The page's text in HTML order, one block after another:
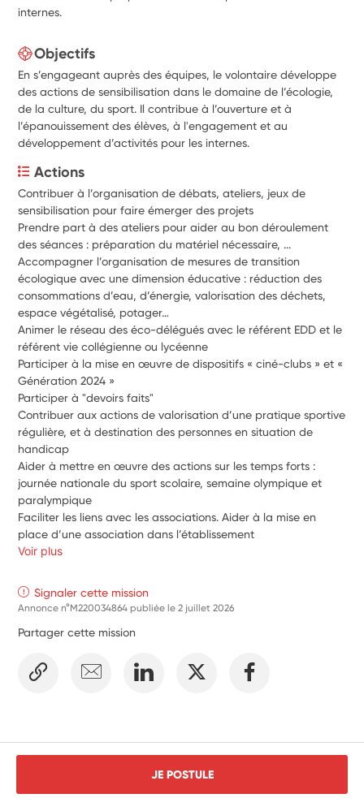
internes.
Objectifs
En s’engageant auprès des équipes, le volontaire développe
des actions de sensibilisation dans le domaine de l’écologie,
de la culture, du sport. Il contribue à l’ouverture et à
l’épanouissement des élèves, à l'engagement et au
développement d’activités pour les internes.
Actions
Contribuer à l’organisation de débats, ateliers, jeux de
sensibilisation pour faire émerger des projets
Prendre part à des ateliers pour aider au bon déroulement
des séances : préparation du matériel nécessaire, ...
Accompagner l’organisation de mesures de transition
écologique avec une dimension éducative : réduction des
consommations d’eau, d’énergie, valorisation des déchets,
espace végétalisé, potager…
Animer le réseau des éco-délégués avec le référent EDD et le
référent vie collégienne ou lycéenne
Participer à la mise en œuvre de dispositifs « ciné-clubs » et «
Génération 2024 »
Participer à "devoirs faits"
Contribuer aux actions de valorisation d’une pratique sportive
régulière, et à destination des personnes en situation de
handicap
Aider à mettre en œuvre des actions sur les temps forts :
journée nationale du sport scolaire, semaine olympique et
paralympique
Faciliter les liens avec les associations. Aider à la mise en
place d’une association dans l’établissement
Voir plus
Signaler cette mission
Annonce n°M220034864 publiée le2 juillet 2026
Partager cette mission
JE POSTULE